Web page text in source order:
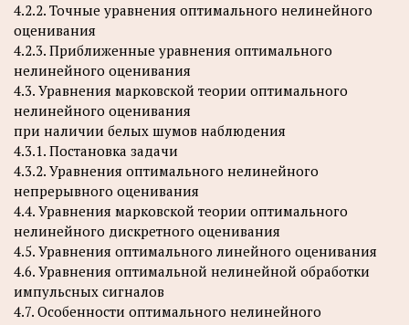
4.2.2. Точные уравнения оптимального нелинейного
оценивания
4.2.3. Приближенные уравнения оптимального
нелинейного оценивания
4.3. Уравнения марковской теории оптимального
нелинейного оценивания
при наличии белых шумов наблюдения
4.3.1. Постановка задачи
4.3.2. Уравнения оптимального нелинейного
непрерывного оценивания
4.4. Уравнения марковской теории оптимального
нелинейного дискретного оценивания
4.5. Уравнения оптимального линейного оценивания
4.6. Уравнения оптимальной нелинейной обработки
импульсных сигналов
4.7. Особенности оптимального нелинейного